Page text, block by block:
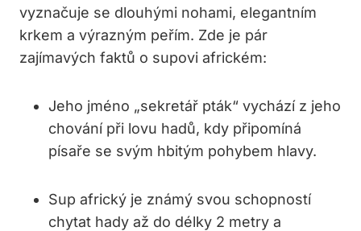
vyznačuje se dlouhými nohami, elegantním
krkem a výrazným peřím. Zde je pár
zajímavých faktů o supovi africkém:
Jeho jméno „sekretář pták“ vychází z jeho
chování při lovu hadů, kdy připomíná
písaře se svým hbitým pohybem hlavy.
Sup africký je známý svou schopností
chytat hady až do délky 2 metry a